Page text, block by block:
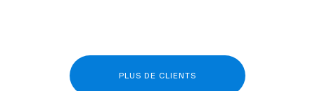
PLUS DE CLIENTS